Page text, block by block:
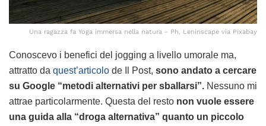
Una ragazza fa Yoga immersa nella natura - Ph. Leninscape via Pixabay
Conoscevo i benefici del jogging a livello umorale ma,
attratto da quest’articolo de Il Post, sono andato a cercare
su Google “metodi alternativi per sballarsi”. Nessuno mi
attrae particolarmente. Questa del resto non vuole essere
una guida alla “droga alternativa” quanto un piccolo